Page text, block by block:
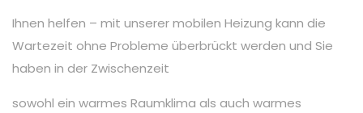
Ihnen helfen – mit unserer mobilen Heizung kann die
Wartezeit ohne Probleme überbrückt werden und Sie
haben in der Zwischenzeit
sowohl ein warmes Raumklima als auch warmes